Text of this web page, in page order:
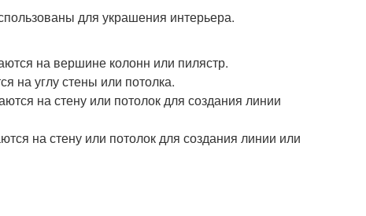
для украшения интерьера.
на вершине колонн или пилястр.
на углу стены или потолка.
на стену или потолок для создания линии
на стену или потолок для создания линии или